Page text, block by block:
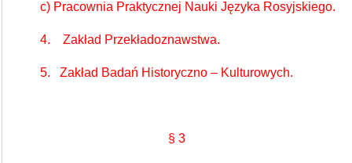
c) Pracownia Praktycznej Nauki Języka Rosyjskiego.
4. Zakład Przekładoznawstwa.
5. Zakład Badań Historyczno – Kulturowych.
§ 3